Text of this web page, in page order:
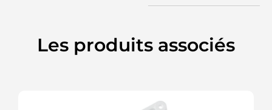
Les produits associés